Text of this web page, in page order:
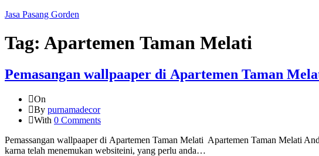
Jasa Pasang Gorden
Tag: Apartemen Taman Melati
Pemasangan wallpaaper di Apartemen Taman
On
By purnamadecor
With 0 Comments
Pemassangan wallpaaper di Apartemen Taman Melati Apartemen Taman Melati
karna telah menemukan websiteini, yang perlu anda…